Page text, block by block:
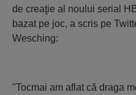
de creaţie al noului serial
bazat pe joc, a scris pe
Wesching:
"Tocmai am aflat că draga